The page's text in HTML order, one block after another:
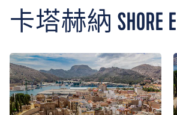
卡塔赫納 SHORE